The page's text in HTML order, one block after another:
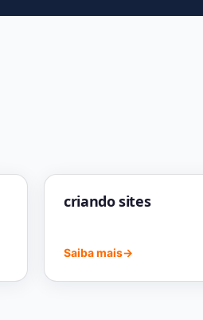
criando sites
Saiba mais→